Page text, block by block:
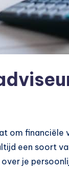
om financiële
een soort
over je